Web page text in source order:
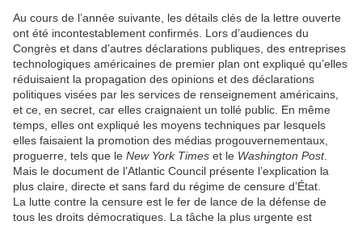
Au cours de l’année suivante, les détails clés de la lettre ouverte
ont été incontestablement confirmés. Lors d’audiences du
Congrès et dans d’autres déclarations publiques, des entreprises
technologiques américaines de premier plan ont expliqué qu’elles
réduisaient la propagation des opinions et des déclarations
politiques visées par les services de renseignement américains,
et ce, en secret, car elles craignaient un tollé public. En même
temps, elles ont expliqué les moyens techniques par lesquels
elles faisaient la promotion des médias progouvernementaux,
proguerre, tels que le New York Times et le Washington Post.
Mais le document de l’Atlantic Council présente l’explication la
plus claire, directe et sans fard du régime de censure d’État.
La lutte contre la censure est le fer de lance de la défense de
tous les droits démocratiques. La tâche la plus urgente est